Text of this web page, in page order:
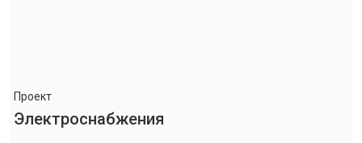
Проект
Электроснабжения